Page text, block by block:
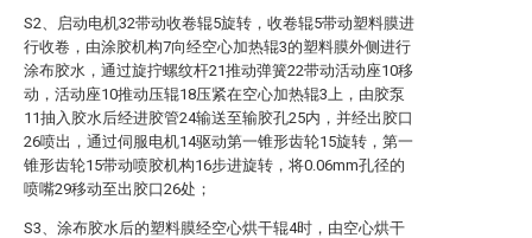
S2、启动电机32带动收卷辊5旋转，收卷辊5带动塑料膜进
行收卷，由涂胶机构7向经空心加热辊3的塑料膜外侧进行
涂布胶水，通过旋拧螺纹杆21推动弹簧22带动活动座10移
动，活动座10推动压辊18压紧在空心加热辊3上，由胶泵
11抽入胶水后经进胶管24输送至输胶孔25内，并经出胶口
26喷出，通过伺服电机14驱动第一锥形齿轮15旋转，第一
锥形齿轮15带动喷胶机构16步进旋转，将0.06mm孔径的
喷嘴29移动至出胶口26处；
S3、涂布胶水后的塑料膜经空心烘干辊4时，由空心烘干